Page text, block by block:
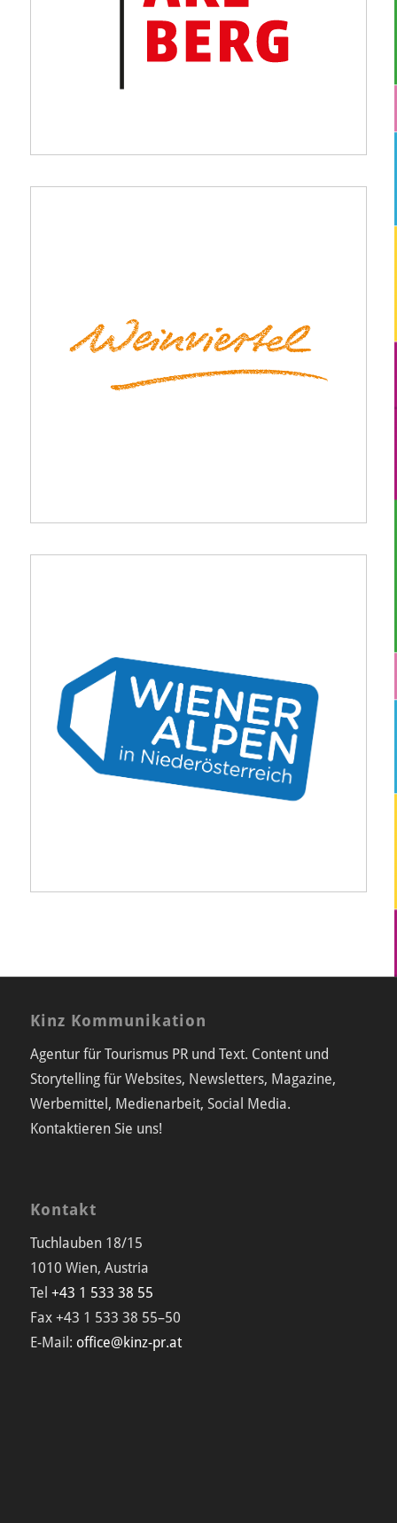
Kinz Kommunikation
Agentur für Tourismus PR und Text. Content und
Storytelling für Websites, Newsletters, Magazine,
Werbemittel, Medienarbeit, Social Media.
Kontaktieren Sie uns!
Kontakt
Tuchlauben 18/15
1010 Wien, Austria
Tel +43 1 533 38 55
Fax +43 1 533 38 55–50
E-Mail: office@kinz-pr.at